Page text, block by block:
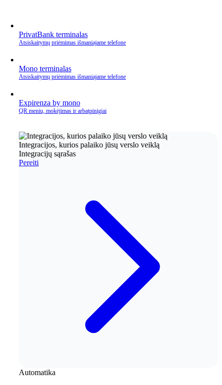
PrivatBank terminalas
Atsiskaitymų priėmimas išmaniajame telefone
Mono terminalas
Atsiskaitymų priėmimas išmaniajame telefone
Expirenza by mono
QR meniu, mokėjimas ir arbatpinigiai
Integracijos, kurios palaiko jūsų verslo veiklą
Integracijų sąrašas
Pereiti
Automatika